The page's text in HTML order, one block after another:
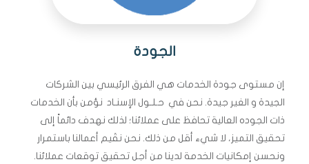
الجودة
إن مستوى جودة الخدمات هي الفرق الرئيسي بين الشركات
الجيدة و الغير جيدة. نحن في حـلـول الإسنـاد نؤمن بأن الخدمات
ذات الجوده العالية تحافظ على عملائنا؛ لذلك نهدف دائماً إلى
تحقيق التميز، لا شيء أقل من ذلك. نحن نقَيم أعمالنا باستمرار
ونحسن إمكانيات الخدمة لدينا من أجل تحقيق توقعات عملائنا.